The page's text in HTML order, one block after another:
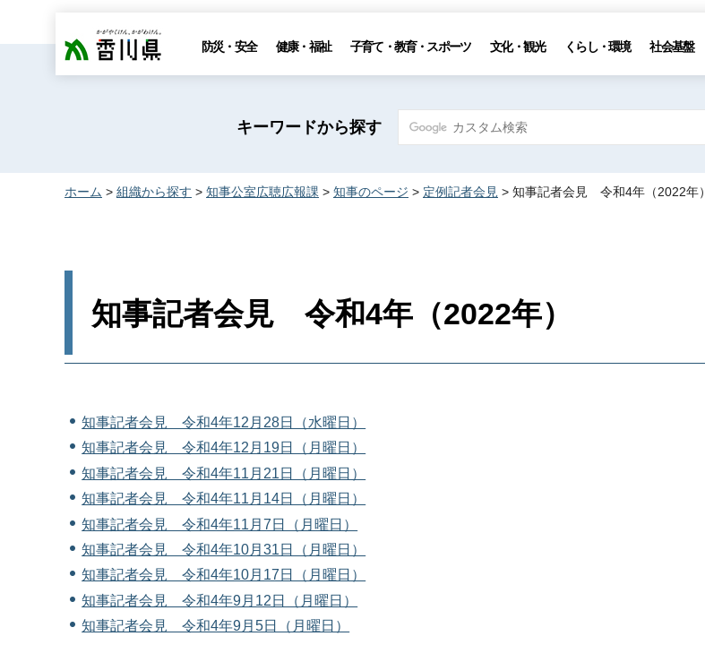
香川県 防災・安全 健康・福祉 子育て・教育・スポーツ 文化・観光 くらし・環境 社会基盤
キーワードから探す
ホーム > 組織から探す > 知事公室広聴広報課 > 知事のページ > 定例記者会見 > 知事記者会見 令和4年（2022年）
知事記者会見 令和4年（2022年）
知事記者会見 令和4年12月28日（水曜日）
知事記者会見 令和4年12月19日（月曜日）
知事記者会見 令和4年11月21日（月曜日）
知事記者会見 令和4年11月14日（月曜日）
知事記者会見 令和4年11月7日（月曜日）
知事記者会見 令和4年10月31日（月曜日）
知事記者会見 令和4年10月17日（月曜日）
知事記者会見 令和4年9月12日（月曜日）
知事記者会見 令和4年9月5日（月曜日）